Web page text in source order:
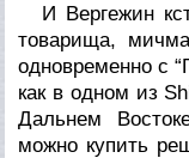
И Вергежин
товарища,
одновременно с
как в одном из
Дальнем
можно купить